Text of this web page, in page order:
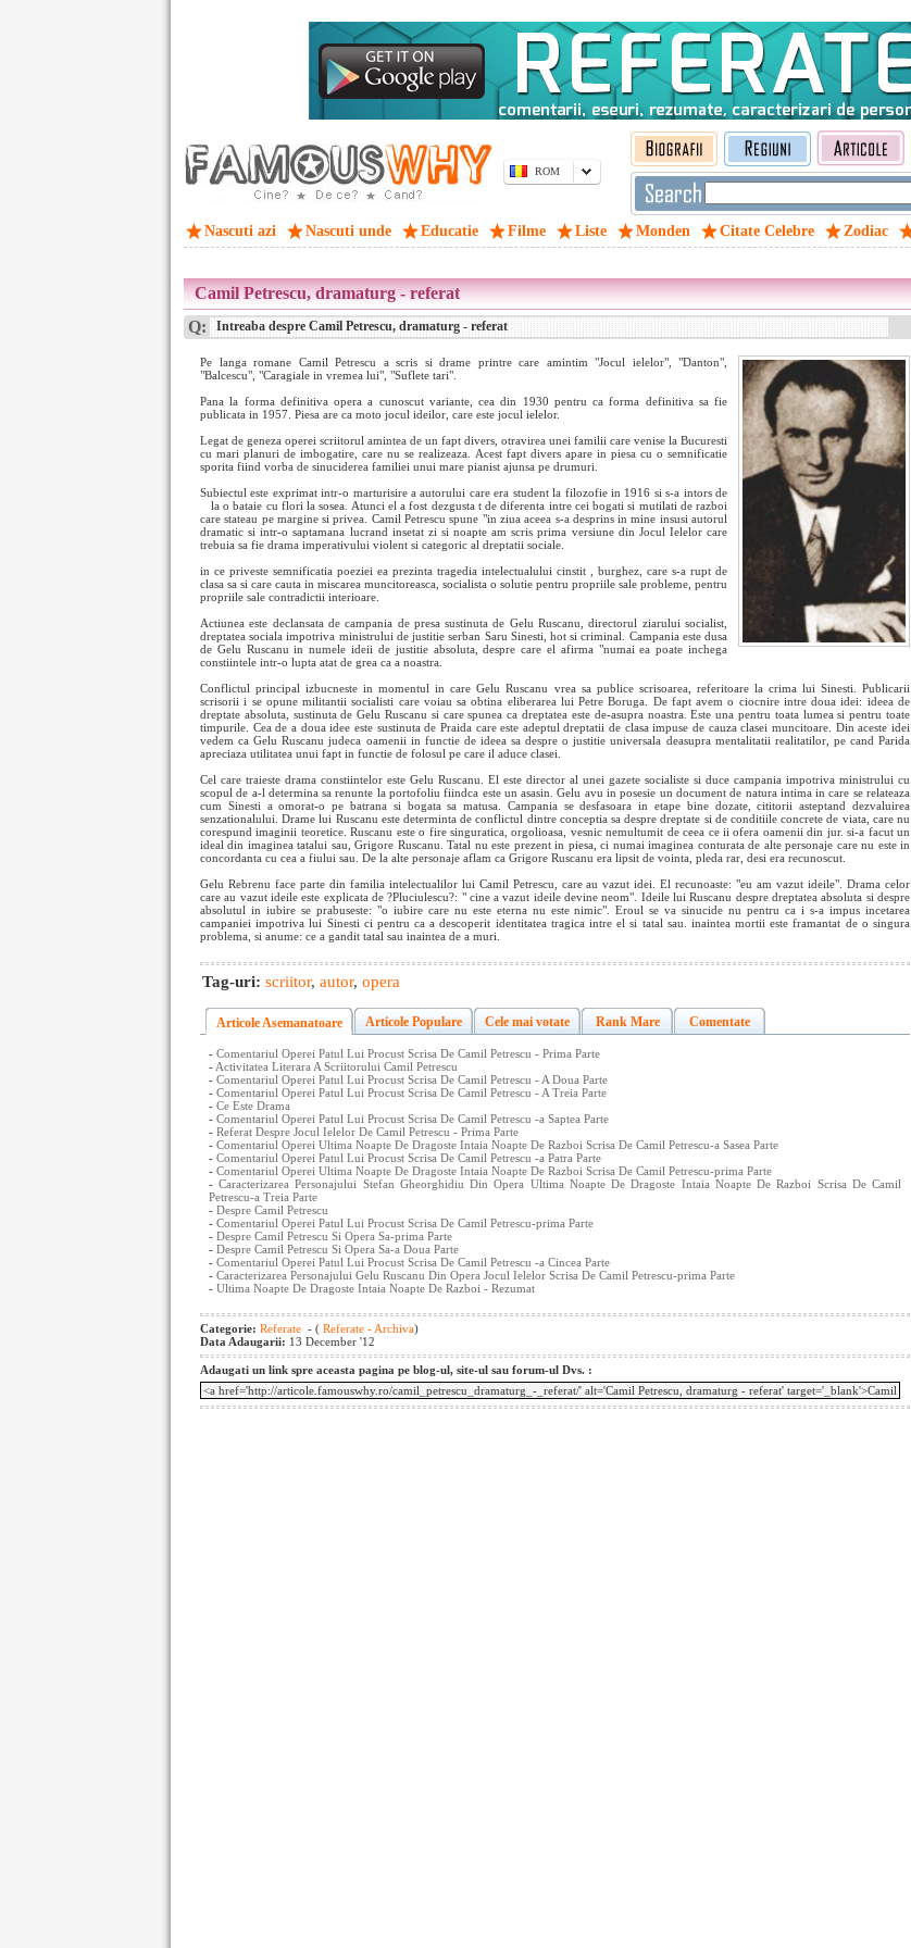
ROM
Nascuti azi Nascuti unde Educatie Filme Liste Monden Citate Celebre Zodiac
Camil Petrescu, dramaturg - referat
Q: Intreaba despre Camil Petrescu, dramaturg - referat
Pe langa romane Camil Petrescu a scris si drame printre care amintim "Jocul ielelor", "Danton",
"Balcescu", "Caragiale in vremea lui", "Suflete tari".
Pana la forma definitiva opera a cunoscut variante, cea din 1930 pentru ca forma definitiva sa fie
publicata in 1957. Piesa are ca moto jocul ideilor, care este jocul ielelor.
Legat de geneza operei scriitorul amintea de un fapt divers, otravirea unei familii care venise la Bucuresti
cu mari planuri de imbogatire, care nu se realizeaza. Acest fapt divers apare in piesa cu o semnificatie
sporita fiind vorba de sinuciderea familiei unui mare pianist ajunsa pe drumuri.
Subiectul este exprimat intr-o marturisire a autorului care era student la filozofie in 1916 si s-a intors de
la o bataie cu flori la sosea. Atunci el a fost dezgusta t de diferenta intre cei bogati si mutilati de razboi
care stateau pe margine si privea. Camil Petrescu spune "in ziua aceea s-a desprins in mine insusi autorul
dramatic si intr-o saptamana lucrand insetat zi si noapte am scris prima versiune din Jocul Ielelor care
trebuia sa fie drama imperativului violent si categoric al dreptatii sociale.
in ce priveste semnificatia poeziei ea prezinta tragedia intelectualului cinstit , burghez, care s-a rupt de
clasa sa si care cauta in miscarea muncitoreasca, socialista o solutie pentru propriile sale probleme, pentru
propriile sale contradictii interioare.
Actiunea este declansata de campania de presa sustinuta de Gelu Ruscanu, directorul ziarului socialist,
dreptatea sociala impotriva ministrului de justitie serban Saru Sinesti, hot si criminal. Campania este dusa
de Gelu Ruscanu in numele ideii de justitie absoluta, despre care el afirma "numai ea poate inchega
constiintele intr-o lupta atat de grea ca a noastra.
Conflictul principal izbucneste in momentul in care Gelu Ruscanu vrea sa publice scrisoarea, referitoare la crima lui Sinesti. Publicarii
scrisorii i se opune militantii socialisti care voiau sa obtina eliberarea lui Petre Boruga. De fapt avem o ciocnire intre doua idei: ideea de
dreptate absoluta, sustinuta de Gelu Ruscanu si care spunea ca dreptatea este de-asupra noastra. Este una pentru toata lumea si pentru toate
timpurile. Cea de a doua idee este sustinuta de Praida care este adeptul dreptatii de clasa impuse de cauza clasei muncitoare. Din aceste idei
vedem ca Gelu Ruscanu judeca oamenii in functie de ideea sa despre o justitie universala deasupra mentalitatii realitatilor, pe cand Parida
apreciaza utilitatea unui fapt in functie de folosul pe care il aduce clasei.
Cel care traieste drama constiintelor este Gelu Ruscanu. El este director al unei gazete socialiste si duce campania impotriva ministrului cu
scopul de a-l determina sa renunte la portofoliu fiindca este un asasin. Gelu avu in posesie un document de natura intima in care se relateaza
cum Sinesti a omorat-o pe batrana si bogata sa matusa. Campania se desfasoara in etape bine dozate, cititorii asteptand dezvaluirea
senzationalului. Drame lui Ruscanu este determinta de conflictul dintre conceptia sa despre dreptate si de conditiile concrete de viata, care nu
corespund imaginii teoretice. Ruscanu este o fire singuratica, orgolioasa, vesnic nemultumit de ceea ce ii ofera oamenii din jur. si-a facut un
ideal din imaginea tatalui sau, Grigore Ruscanu. Tatal nu este prezent in piesa, ci numai imaginea conturata de alte personaje care nu este in
concordanta cu cea a fiului sau. De la alte personaje aflam ca Grigore Ruscanu era lipsit de vointa, pleda rar, desi era recunoscut.
Gelu Rebrenu face parte din familia intelectualilor lui Camil Petrescu, care au vazut idei. El recunoaste: "eu am vazut ideile". Drama celor
care au vazut ideile este explicata de ?Pluciulescu?: " cine a vazut ideile devine neom". Ideile lui Ruscanu despre dreptatea absoluta si despre
absolutul in iubire se prabuseste: "o iubire care nu este eterna nu este nimic". Eroul se va sinucide nu pentru ca i s-a impus incetarea
campaniei impotriva lui Sinesti ci pentru ca a descoperit identitatea tragica intre el si tatal sau. inaintea mortii este framantat de o singura
problema, si anume: ce a gandit tatal sau inaintea de a muri.
Tag-uri: scriitor, autor, opera
Articole Asemanatoare Articole Populare Cele mai votate Rank Mare Comentate
- Comentariul Operei Patul Lui Procust Scrisa De Camil Petrescu - Prima Parte
- Activitatea Literara A Scriitorului Camil Petrescu
- Comentariul Operei Patul Lui Procust Scrisa De Camil Petrescu - A Doua Parte
- Comentariul Operei Patul Lui Procust Scrisa De Camil Petrescu - A Treia Parte
- Ce Este Drama
- Comentariul Operei Patul Lui Procust Scrisa De Camil Petrescu -a Saptea Parte
- Referat Despre Jocul Ielelor De Camil Petrescu - Prima Parte
- Comentariul Operei Ultima Noapte De Dragoste Intaia Noapte De Razboi Scrisa De Camil Petrescu-a Sasea Parte
- Comentariul Operei Patul Lui Procust Scrisa De Camil Petrescu -a Patra Parte
- Comentariul Operei Ultima Noapte De Dragoste Intaia Noapte De Razboi Scrisa De Camil Petrescu-prima Parte
-Caracterizarea Personajului Stefan Gheorghidiu Din Opera Ultima Noapte De Dragoste Intaia Noapte De Razboi Scrisa De Camil
Petrescu-a Treia Parte
- Despre Camil Petrescu
- Comentariul Operei Patul Lui Procust Scrisa De Camil Petrescu-prima Parte
- Despre Camil Petrescu Si Opera Sa-prima Parte
- Despre Camil Petrescu Si Opera Sa-a Doua Parte
- Comentariul Operei Patul Lui Procust Scrisa De Camil Petrescu -a Cincea Parte
- Caracterizarea Personajului Gelu Ruscanu Din Opera Jocul Ielelor Scrisa De Camil Petrescu-prima Parte
- Ultima Noapte De Dragoste Intaia Noapte De Razboi - Rezumat
Categorie: Referate - ( Referate - Archiva)
Data Adaugarii: 13 December '12
Adaugati un link spre aceasta pagina pe blog-ul, site-ul sau forum-ul Dvs. :